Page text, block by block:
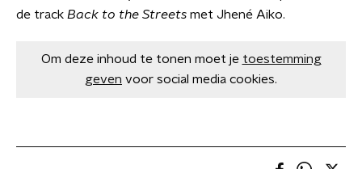
de track Back to the Streets met Jhené Aiko.
Om deze inhoud te tonen moet je toestemming
geven voor social media cookies.